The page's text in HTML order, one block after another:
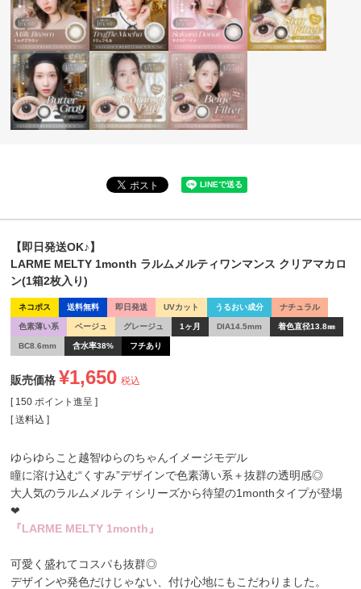
【即日発送OK♪】
LARME MELTY 1month ラルムメルティワンマンス クリアマカロ
ン(1箱2枚入り)
ネコポス 送料無料 即日発送 UVカット うるおい成分 ナチュラル
色素薄い系 ベージュ グレージュ 1ヶ月 DIA14.5mm 着色直径13.8㎜
BC8.6mm 含水率38% フチあり
販売価格 ¥1,650 税込
[ 150 ポイント進呈 ]
送料込
ゆらゆらこと越智ゆらのちゃんイメージモデル
瞳に溶け込む“くすみ”デザインで色素薄い系＋抜群の透明感◎
大人気のラルムメルティシリーズから待望の1monthタイプが登場
❤
『LARME MELTY 1month』
可愛く盛れてコスパも抜群◎
デザインや発色だけじゃない、付け心地にもこだわりました。